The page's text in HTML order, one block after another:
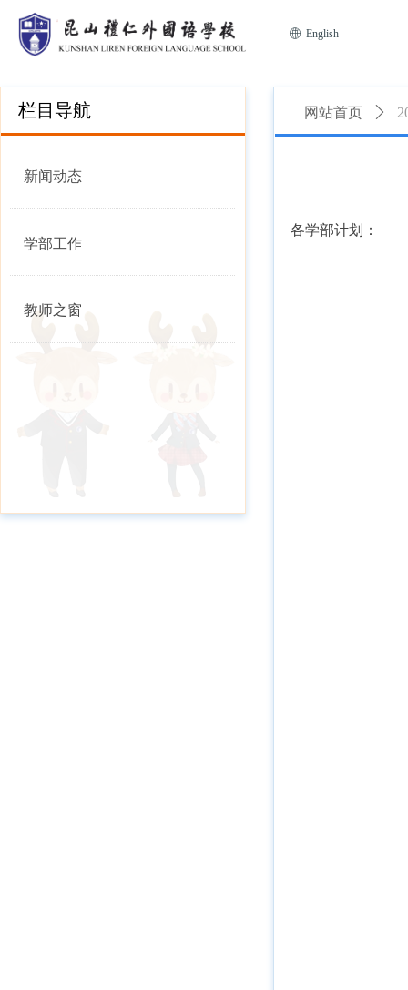
ꄓ English
栏目导航
新闻动态
学部工作
教师之窗
网站首页 ꄲ
各学部计划：